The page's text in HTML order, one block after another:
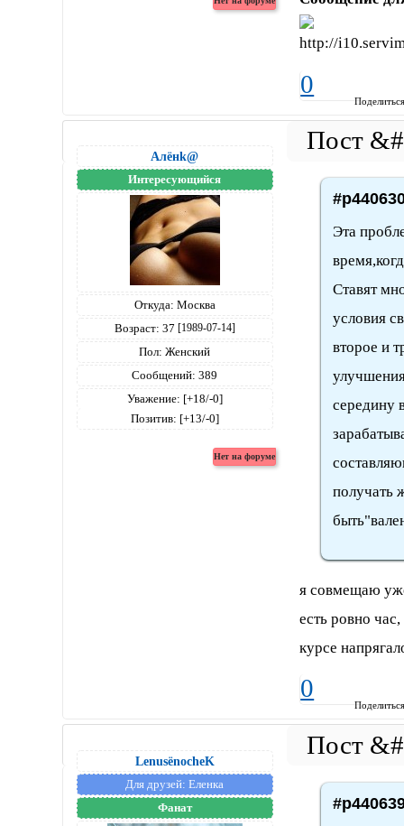
0
Алёнk@
Интересующийся
Откуда: Москва
Возраст: 37 [1989-07-14]
Пол: Женский
Сообщений: 389
Уважение: [+18/-0]
Позитив: [+13/-0]
Эта
Ставят
условия
второе и
середину
получать
я совмещаю
есть ровно
курсе
0
LenusёnocheK
Для друзей: Еленка
Фанат